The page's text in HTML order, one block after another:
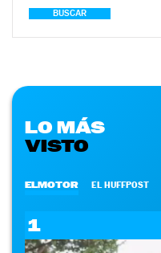
BUSCAR
LO MÁS
VISTO
ELMOTOR EL HUFFPOST
1